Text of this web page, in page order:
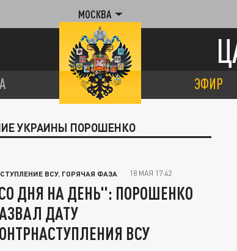
МОСКВА
ЭФИР
УКРАИНЫ ПОРОШЕНКО
ВСУ. ГОРЯЧАЯ ФАЗА 18 МАЯ 17:42
ДНЯ НА ДЕНЬ": ПОРОШЕНКО
ДАТУ
ВСУ